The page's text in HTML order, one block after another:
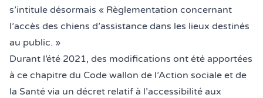
s’intitule désormais « Règlementation concernant
l’accès des chiens d’assistance dans les lieux destinés
au public. »
Durant l’été 2021, des modifications ont été apportées
à ce chapitre du Code wallon de l’Action sociale et de
la Santé via un décret relatif à l’accessibilité aux